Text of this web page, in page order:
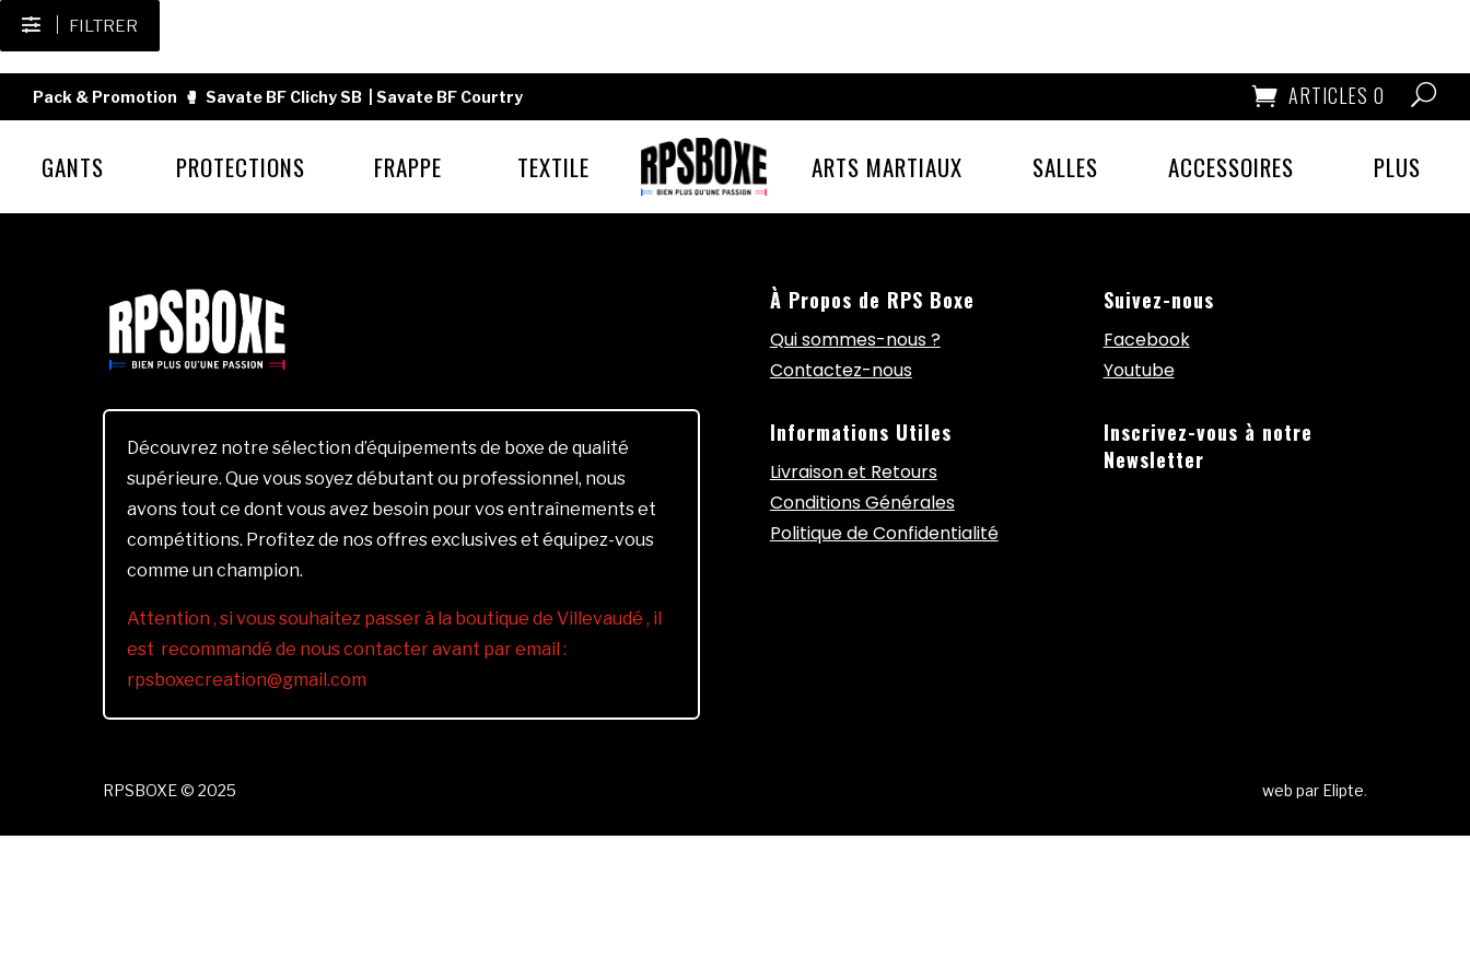
FILTRER
Pack & Promotion 🥊 Savate BF Clichy SB Savate BF Courtry ARTICLES 0
GANTS PROTECTIONS FRAPPE TEXTILE ARTS MARTIAUX SALLES ACCESSOIRES PLUS
Découvrez notre sélection d’équipements de boxe de qualité
supérieure. Que vous soyez débutant ou professionnel, nous
avons tout ce dont vous avez besoin pour vos entraînements et
compétitions. Profitez de nos offres exclusives et équipez-vous
comme un champion.
Attention , si vous souhaitez passer à la boutique de Villevaudé , il
est recommandé de nous contacter avant par email :
rpsboxecreation@gmail.com
À Propos de RPS Boxe
Qui sommes-nous ?
Contactez-nous
Informations Utiles
Livraison et Retours
Conditions Générales
Politique de Confidentialité
Suivez-nous
Facebook
Youtube
Inscrivez-vous à notre
Newsletter
RPSBOXE © 2025 web par Elipte.